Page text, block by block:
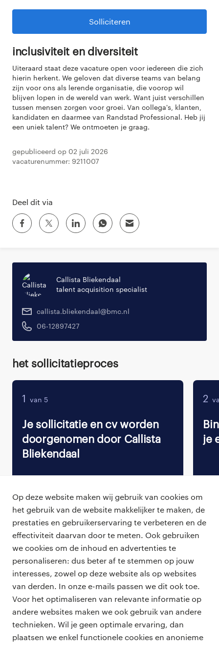
Op deze website maken wij gebruik van cookies om
het gebruik van de website makkelijker te maken, de
prestaties en gebruikerservaring te verbeteren en de
effectiviteit daarvan door te meten. Ook gebruiken
we cookies om de inhoud en advertenties te
personaliseren: dus beter af te stemmen op jouw
interesses, zowel op deze website als op websites
van derden. In onze e-mails passen we dit ook toe.
Voor het optimaliseren van relevante informatie op
andere websites maken we ook gebruik van andere
technieken. Wil je geen optimale ervaring, dan
plaatsen we enkel functionele cookies en anonieme
Solliciteren
Inclusiviteit en diversiteit
Uiteraard staat deze vacature open voor iedereen die zich
hierin herkent. We geloven dat diverse teams van belang
zijn voor ons als lerende organisatie, die voorop wil
blijven lopen in de wereld van werk. Want juist verschillen
tussen mensen zorgen voor groei. Van collega's, klanten,
kandidaten en daarmee van Randstad Professional. Heb jij
een uniek talent? We ontmoeten je graag.
Gepubliceerd op 02 juli 2026
Vacaturenummer: 9211007
Deel dit via
Callista Bliekendaal
talent acquisition specialist
callista.bliekendaal@bmc.nl
06-12897427
Het sollicitatieproces
1 van 5
Je sollicitatie en cv worden
doorgenomen door Callista
Bliekendaal
2
je
Terug naar vacature overzicht
professionals
vacatures
zzp-opdrachten
careers for expats
voor opdrachtgevers
vacature plaatsen
over ons
werken bij Randstad